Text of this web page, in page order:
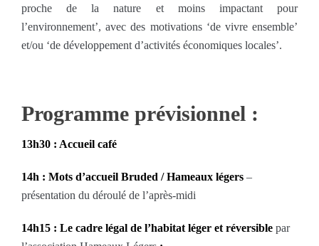
proche de la nature et moins impactant pour
l’environnement’, avec des motivations ‘de vivre ensemble’
et/ou ‘de développement d’activités économiques locales’.
Programme prévisionnel :
13h30 : Accueil café
14h : Mots d’accueil Bruded / Hameaux légers –
présentation du déroulé de l’après-midi
14h15 : Le cadre légal de l’habitat léger et réversible par